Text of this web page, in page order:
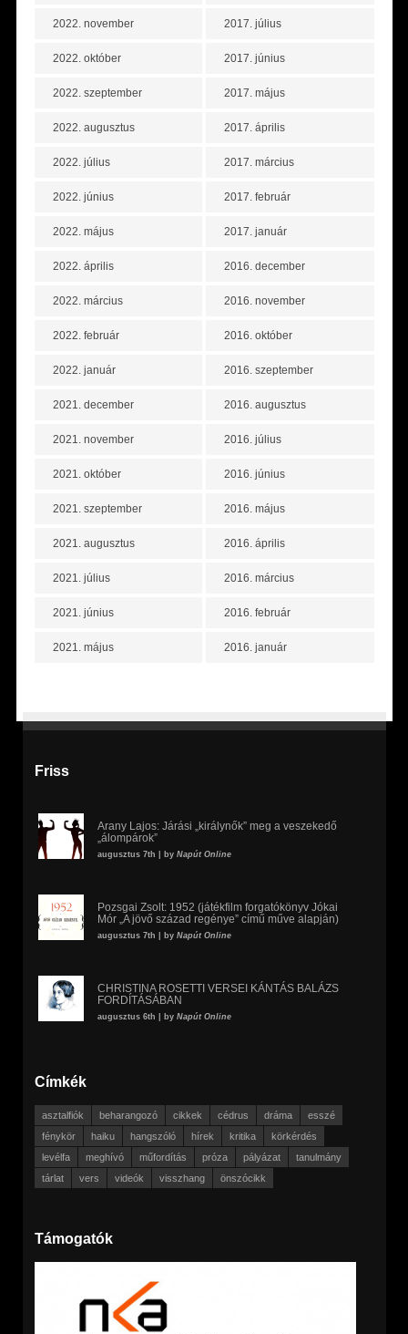
2022. november
2022. október
2022. szeptember
2022. augusztus
2022. július
2022. június
2022. május
2022. április
2022. március
2022. február
2022. január
2021. december
2021. november
2021. október
2021. szeptember
2021. augusztus
2021. július
2021. június
2021. május
2017. július
2017. június
2017. május
2017. április
2017. március
2017. február
2017. január
2016. december
2016. november
2016. október
2016. szeptember
2016. augusztus
2016. július
2016. június
2016. május
2016. április
2016. március
2016. február
2016. január
Friss
Arany Lajos: Járási „királynők” meg a veszekedő
„álompárok”
augusztus 7th | by Napút Online
Pozsgai Zsolt: 1952 (játékfilm forgatókönyv Jókai
Mór „A jövő század regénye” című műve alapján)
augusztus 7th | by Napút Online
CHRISTINA ROSETTI VERSEI KÁNTÁS BALÁZS
FORDÍTÁSÁBAN
augusztus 6th | by Napút Online
Címkék
asztalfiók beharangozó cikkek cédrus dráma
esszé
fénykör
haiku hangszóló hírek kritika
körkérdés
levélfa
meghívó műfordítás próza pályázat
tanulmány
tárlat
vers videók visszhang önszócikk
Támogatók